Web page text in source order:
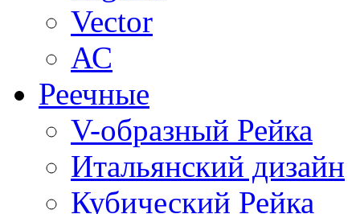
Vector
АС
Реечные
V-образный Рейка
Итальянский дизайн
Кубический Рейка